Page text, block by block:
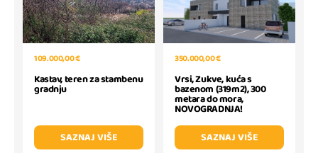
109.000,00 €
Kastav, teren za stambenu
gradnju
SAZNAJ VIŠE
350.000,00 €
Vrsi, Zukve, kuća s
bazenom (319m2), 300
metara do mora,
NOVOGRADNJA!
SAZNAJ VIŠE